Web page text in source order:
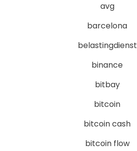
avg
barcelona
belastingdienst
binance
bitbay
bitcoin
bitcoin cash
bitcoin flow